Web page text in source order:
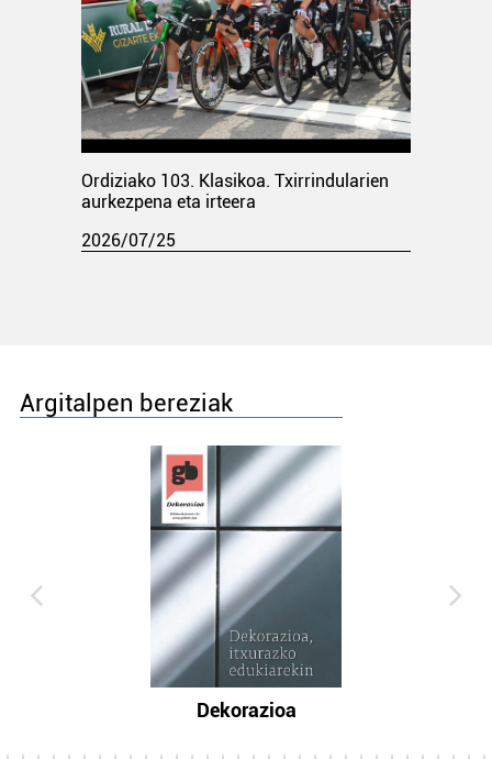
Ordiziako 103. Klasikoa. Txirrindularien
aurkezpena eta irteera
2026/07/25
Argitalpen bereziak
Dekorazioa